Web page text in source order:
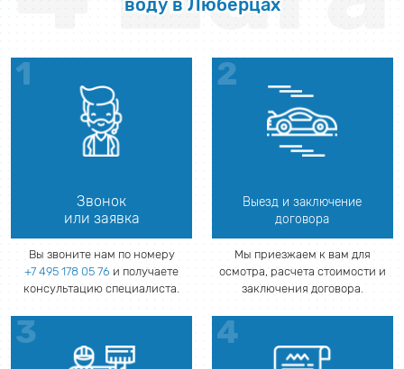
воду в Люберцах
Звонок
или заявка
Вы звоните нам по номеру
+7 495 178 05 76 и получаете
консультацию специалиста.
Выезд и заключение
договора
Мы приезжаем к вам для
осмотра, расчета стоимости и
заключения договора.